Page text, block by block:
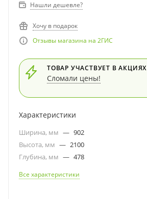
Нашли дешевле?
Хочу в подарок
Отзывы магазина на 2ГИС
ТОВАР УЧАСТВУЕТ В АКЦИЯХ
Сломали цены!
Характеристики
Ширина, мм — 902
Высота, мм — 2100
Глубина, мм — 478
Все характеристики